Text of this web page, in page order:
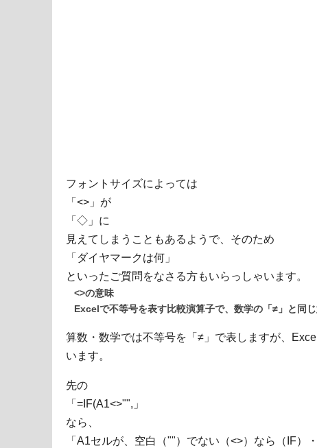
フォントサイズによっては
「<>」が
「◇」に
見えてしまうこともあるようで、そのため
「ダイヤマークは何」
といったご質問をなさる方もいらっしゃいます。
<>の意味
Excelで不等号を表す比較演算子で、数学の「≠」と同
算数・数学では不等号を「≠」で表しますが、
います。
先の
「=IF(A1<>"",」
なら、
「A1セルが、空白（""）でない（<>）なら（IF）・